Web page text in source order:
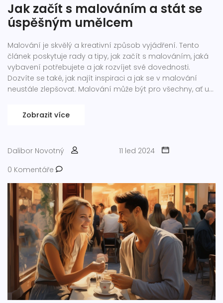
Jak začít s malováním a stát se
úspěšným umělcem
Malování je skvělý a kreativní způsob vyjádření. Tento
článek poskytuje rady a tipy, jak začít s malováním, jaká
vybavení potřebujete a jak rozvíjet své dovednosti.
Dozvíte se také, jak najít inspiraci a jak se v malování
neustále zlepšovat. Malování může být pro všechny, ať už
Zobrazit více
Dalibor Novotný
11 led 2024
0 Komentáře